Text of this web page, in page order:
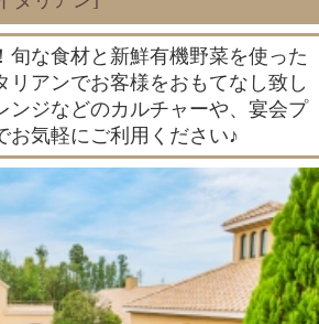
旬な食材と新鮮有機野菜を使った
リアンでお客様をおもてなし致し
ンジなどのカルチャーや、宴会プ
お気軽にご利用ください♪